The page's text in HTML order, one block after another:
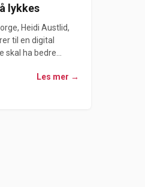
lykkes
Heidi Austlid,
til en digital
ha bedre...
Les mer →